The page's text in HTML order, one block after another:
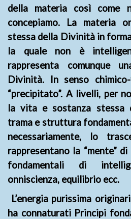
della materia così come
concepiamo. La materia
stessa della Divinità in
la quale non è
rappresenta comunque
Divinità. In senso
“precipitato”. A livelli, per
la vita e sostanza stessa
trama e struttura
necessariamente, lo
rappresentano la “mente”
fondamentali di
onniscienza, equilibrio ecc.
L’energia purissima
ha connaturati Principi